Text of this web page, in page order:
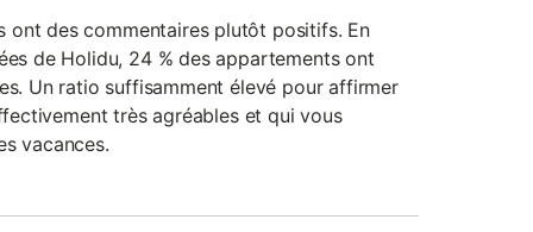
ont des commentaires plutôt positifs. En
de Holidu, 24 % des appartements ont
Un ratio suffisamment élevé pour affirmer
très agréables et qui vous
vacances.